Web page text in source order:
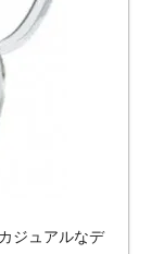
ジュアルなデ